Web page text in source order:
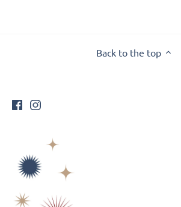
Back to the top